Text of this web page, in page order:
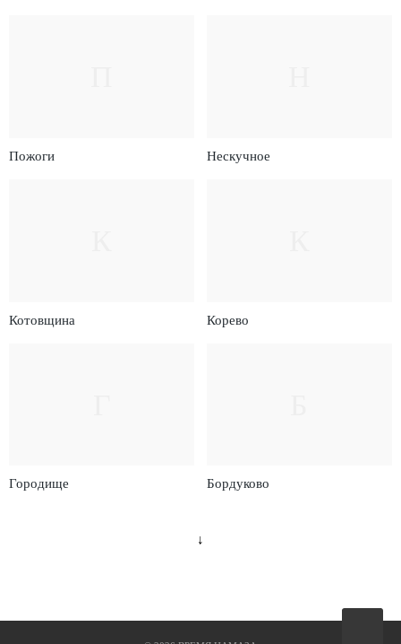
Пожоги Нескучное
Котовщина Корево
Городище Бордуково
↓